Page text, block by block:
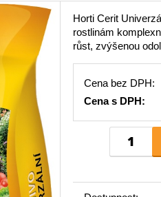
Horti Cerit
rostlinám
růst, zvýšenou
Cena bez DPH:
Cena s DPH: